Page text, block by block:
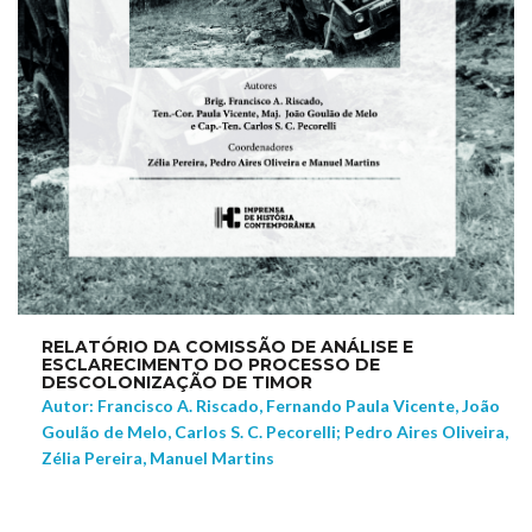
RELATÓRIO DA COMISSÃO DE ANÁLISE E
ESCLARECIMENTO DO PROCESSO DE
DESCOLONIZAÇÃO DE TIMOR
Autor: Francisco A. Riscado, Fernando Paula Vicente, João
Goulão de Melo, Carlos S. C. Pecorelli; Pedro Aires Oliveira,
Zélia Pereira, Manuel Martins